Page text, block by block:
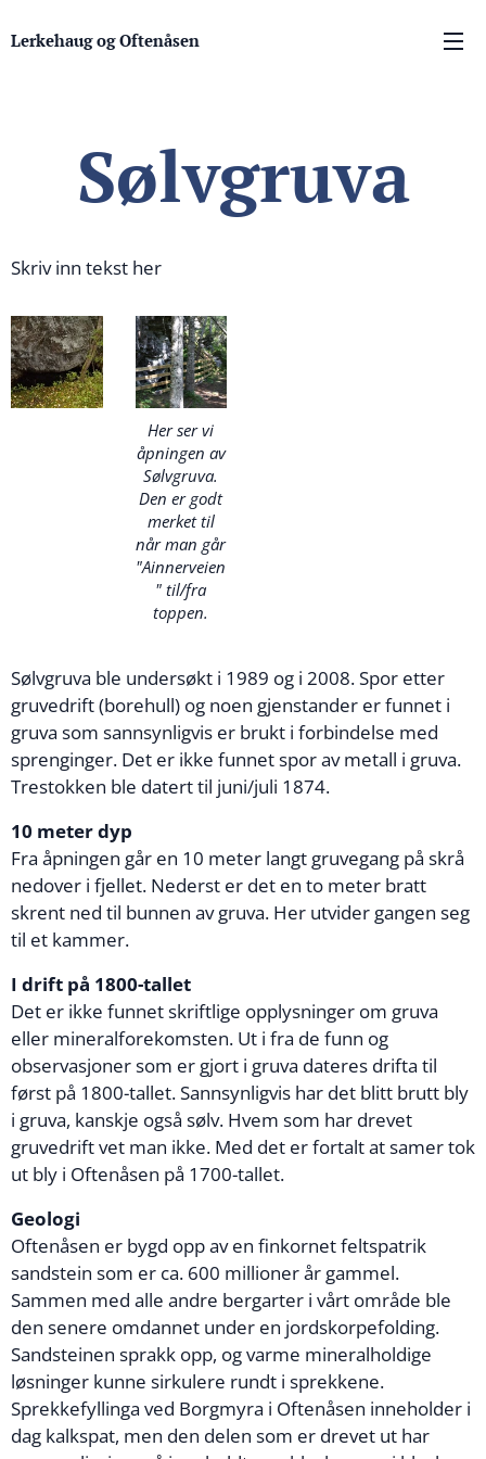
Lerkehaug og Oftenåsen
Sølvgruva
Skriv inn tekst her
Her ser vi
åpningen av
Sølvgruva.
Den er godt
merket til
når man går
"Ainnerveien
" til/fra
toppen.
Sølvgruva ble undersøkt i 1989 og i 2008. Spor etter
gruvedrift (borehull) og noen gjenstander er funnet i
gruva som sannsynligvis er brukt i forbindelse med
sprenginger. Det er ikke funnet spor av metall i gruva.
Trestokken ble datert til juni/juli 1874.
10 meter dyp
Fra åpningen går en 10 meter langt gruvegang på skrå
nedover i fjellet. Nederst er det en to meter bratt
skrent ned til bunnen av gruva. Her utvider gangen seg
til et kammer.
I drift på 1800-tallet
Det er ikke funnet skriftlige opplysninger om gruva
eller mineralforekomsten. Ut i fra de funn og
observasjoner som er gjort i gruva dateres drifta til
først på 1800-tallet. Sannsynligvis har det blitt brutt bly
i gruva, kanskje også sølv. Hvem som har drevet
gruvedrift vet man ikke. Med det er fortalt at samer tok
ut bly i Oftenåsen på 1700-tallet.
Geologi
Oftenåsen er bygd opp av en finkornet feltspatrik
sandstein som er ca. 600 millioner år gammel.
Sammen med alle andre bergarter i vårt område ble
den senere omdannet under en jordskorpefolding.
Sandsteinen sprakk opp, og varme mineralholdige
løsninger kunne sirkulere rundt i sprekkene.
Sprekkefyllinga ved Borgmyra i Oftenåsen inneholder i
dag kalkspat, men den delen som er drevet ut har